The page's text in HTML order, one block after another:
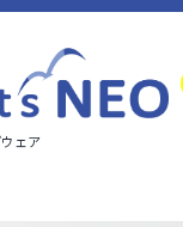
ェア